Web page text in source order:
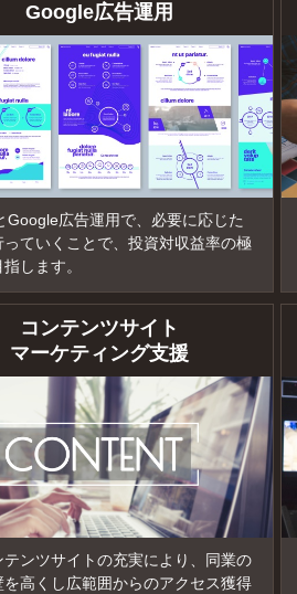
Google広告運用
Google広告運用で、必要に応じた
っていくことで、投資対収益率の極
します。
コンテンツサイト
マーケティング支援
テンツサイトの充実により、同業の
を高くし広範囲からのアクセス獲得